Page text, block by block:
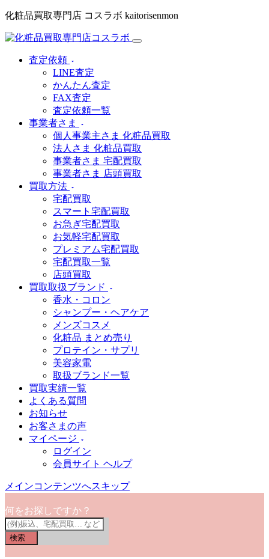
化粧品買取専門店 コスラボ kaitorisenmon
査定依頼
LINE査定
かんたん査定
FAX査定
査定依頼一覧
事業者さま
個人事業主さま 化粧品買取
法人さま 化粧品買取
事業者さま 宅配買取
事業者さま 店頭買取
買取方法
宅配買取
スマート宅配買取
お急ぎ宅配買取
お気軽宅配買取
プレミアム宅配買取
宅配買取一覧
店頭買取
買取取扱ブランド
香水・コロン
シャンプー・ヘアケア
メンズコスメ
化粧品 まとめ売り
プロテイン・サプリ
美容家電
取扱ブランド一覧
買取実績一覧
よくある質問
お知らせ
お客さまの声
マイページ
ログイン
会員サイト ヘルプ
メインコンテンツへスキップ
何をお探しですか？
検索